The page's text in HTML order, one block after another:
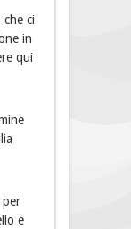
ci
in
qui
e